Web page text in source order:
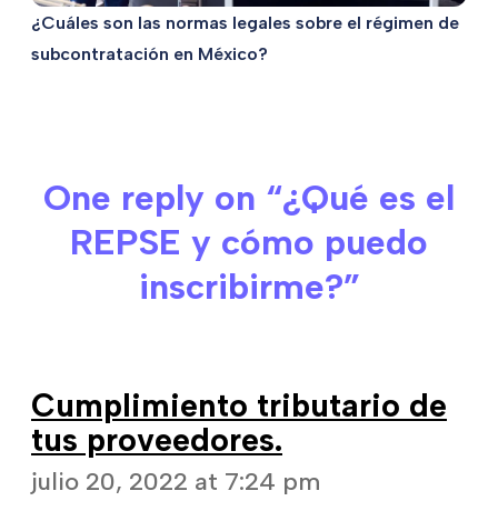
¿Cuáles son las normas legales sobre el régimen de
subcontratación en México?
One reply on “¿Qué es el
REPSE y cómo puedo
inscribirme?”
Cumplimiento tributario de
tus proveedores.
julio 20, 2022 at 7:24 pm